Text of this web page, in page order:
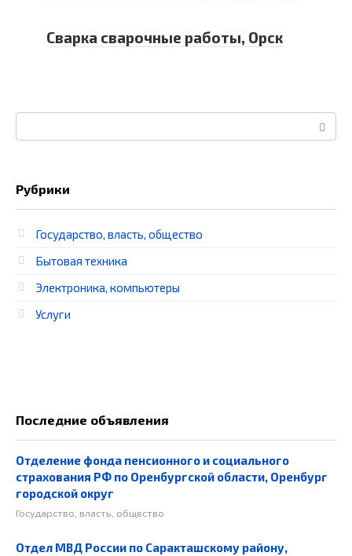
Сварка сварочные работы, Орск
Рубрики
Государство, власть, общество
Бытовая техника
Электроника, компьютеры
Услуги
Последние объявления
Отделение фонда пенсионного и социального
страхования РФ по Оренбургской области, Оренбург
городской округ
Государство, власть, общество
Отдел МВД России по Саракташскому району,